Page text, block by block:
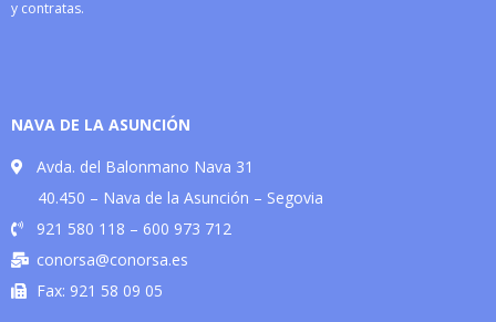
y contratas.
NAVA DE LA ASUNCIÓN
Avda. del Balonmano Nava 31
40.450 – Nava de la Asunción – Segovia
921 580 118 – 600 973 712
conorsa@conorsa.es
Fax: 921 58 09 05